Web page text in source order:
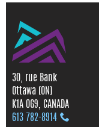
30, rue Bank
Ottawa (ON)
K1A 0G9, CANADA
613 782‑8914